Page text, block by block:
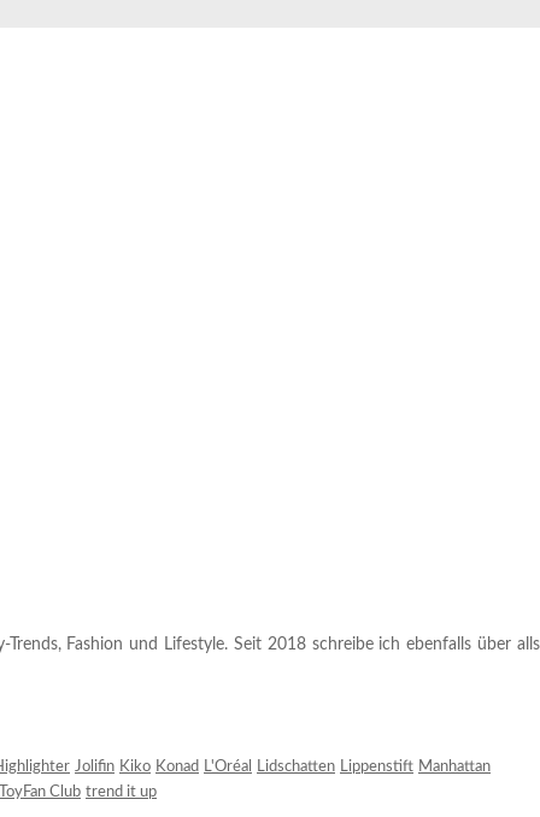
Fashion und Lifestyle. Seit 2018 schreibe ich ebenfalls über alls
Jolifin Kiko Konad L'Oréal Lidschatten Lippenstift Manhattan
ToyFan Club trend it up